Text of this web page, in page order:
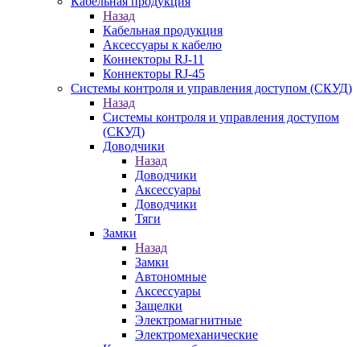
Назад
Кабельная продукция
Аксессуары к кабелю
Коннекторы RJ-11
Коннекторы RJ-45
Системы контроля и управления доступом (СКУД)
Назад
Системы контроля и управления доступом
(СКУД)
Доводчики
Назад
Доводчики
Аксессуары
Доводчики
Тяги
Замки
Назад
Замки
Автономные
Аксессуары
Защелки
Электромагнитные
Электромеханические